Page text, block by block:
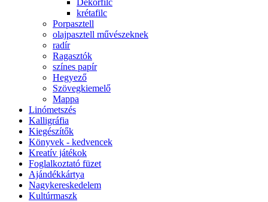
Dekorfilc
krétafilc
Porpasztell
olajpasztell művészeknek
radír
Ragasztók
színes papír
Hegyező
Szövegkiemelő
Mappa
Linómetszés
Kalligráfia
Kiegészítők
Könyvek - kedvencek
Kreatív játékok
Foglalkoztató füzet
Ajándékkártya
Nagykereskedelem
Kultúrmaszk